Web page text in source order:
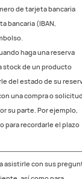
de tarjeta bancaria
bancaria (IBAN,
haga una reserva
stock de un producto
del estado de su
una compra o solicitud
su parte. Por ejemplo,
para recordarle el plazo
asistirle con sus